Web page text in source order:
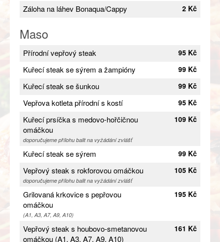
Záloha na láhev Bonaqua/Cappy 2 Kč
Maso
Přírodní vepřový steak 95 Kč
Kuřecí steak se sýrem a žampióny 99 Kč
Kuřecí steak se šunkou 99 Kč
Vepřova kotleta přírodní s kostí 95 Kč
Kuřecí prsíčka s medovo-hořčičnou
omáčkou
doporučujeme přílohu balit na vyžádání zvlášť
109 Kč
Kuřecí steak se sýrem 99 Kč
Vepřový steak s rokforovou omáčkou
doporučujeme přílohu balit na vyžádání zvlášť
105 Kč
Grilovaná krkovice s pepřovou
omáčkou
(A1, A3, A7, A9, A10)
195 Kč
Vepřový steak s houbovo-smetanovou
omáčkou (A1, A3, A7, A9, A10)
161 Kč